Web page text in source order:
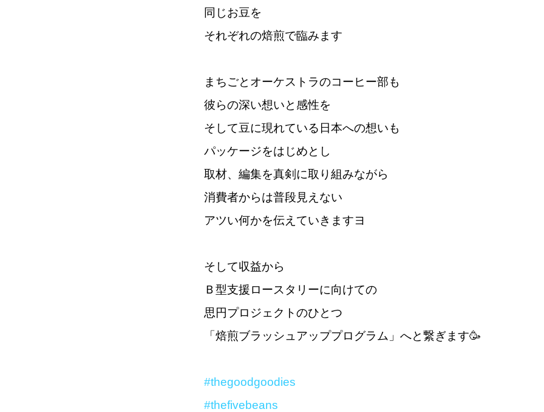
同じお豆を
それぞれの焙煎で臨みます
まちごとオーケストラのコーヒー部も
彼らの深い想いと感性を
そして豆に現れている日本への想いも
パッケージをはじめとし
取材、編集を真剣に取り組みながら
消費者からは普段見えない
アツい何かを伝えていきますヨ
そして収益から
Ｂ型支援ロースタリーに向けての
思円プロジェクトのひとつ
「焙煎ブラッシュアッププログラム」へと繋ぎます🥳
#thegoodgoodies
#thefivebeans